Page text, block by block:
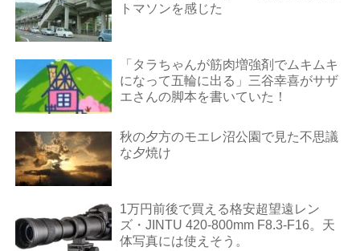
トマソンを感じた
「タラちゃんが筋肉増強剤でムキムキ
になって五輪に出る」三谷幸喜がサザ
エさんの脚本を書いていた！
秋の夕方のモエレ沼公園で見た不思議
な夕焼け
1万円前後で買える格安超望遠レン
ズ・JINTU 420-800mm F8.3-F16。天
体写真には使えそう。